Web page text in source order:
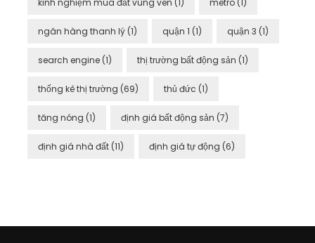
kinh nghiệm mua đất vùng ven (1) metro (1)
ngân hàng thanh lý (1) quận 1 (1) quận 3 (1)
search engine (1) thị trường bất động sản (1)
thống kê thị trường (69) thủ đức (1)
tăng nóng (1) định giá bất động sản (7)
định giá nhà đất (11) định giá tự động (6)